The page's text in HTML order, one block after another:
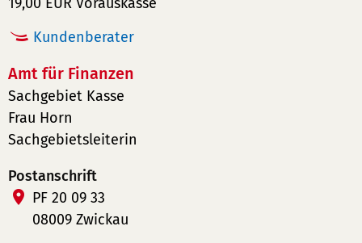
Kundenberater
Amt für Finanzen
Sachgebiet Kasse
Frau Horn
Sachgebietsleiterin
Postanschrift
PF 20 09 33
08009 Zwickau